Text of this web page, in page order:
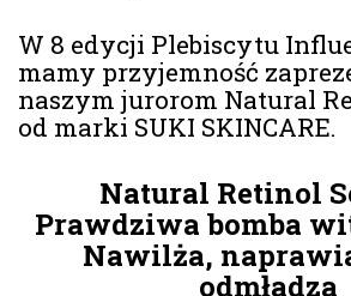
W 8 edycji Plebiscytu
mamy przyjemność
naszym jurorom Natural
od marki SUKI SKINCARE.
Natural Retinol
Prawdziwa bomba
Nawilża,
odmładza